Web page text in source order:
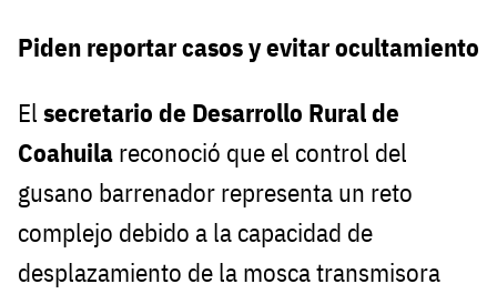
Piden reportar casos y evitar ocultamiento
El secretario de Desarrollo Rural de
Coahuila reconoció que el control del
gusano barrenador representa un reto
complejo debido a la capacidad de
desplazamiento de la mosca transmisora